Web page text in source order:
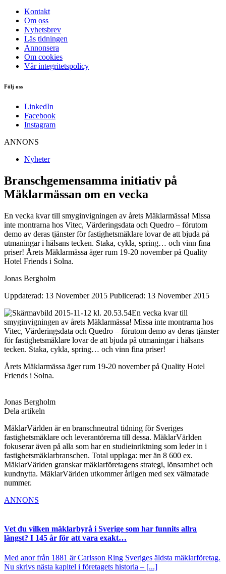
Kontakt
Om oss
Nyhetsbrev
Läs tidningen
Annonsera
Om cookies
Vår integritetspolicy
Följ oss
LinkedIn
Facebook
Instagram
ANNONS
Nyheter
Branschgemensamma initiativ på
Mäklarmässan om en vecka
En vecka kvar till smyginvigningen av årets Mäklarmässa! Missa
inte montrarna hos Vitec, Värderingsdata och Quedro – förutom
demo av deras tjänster för fastighetsmäklare lovar de att bjuda på
utmaningar i hälsans tecken. Staka, cykla, spring… och vinn fina
priser! Årets Mäklarmässa äger rum 19-20 november på Quality
Hotel Friends i Solna.
Jonas Bergholm
Uppdaterad: 13 November 2015 Publicerad: 13 November 2015
En vecka kvar till
smyginvigningen av årets Mäklarmässa! Missa inte montrarna hos
Vitec, Värderingsdata och Quedro – förutom demo av deras tjänster
för fastighetsmäklare lovar de att bjuda på utmaningar i hälsans
tecken. Staka, cykla, spring… och vinn fina priser!
Årets Mäklarmässa äger rum 19-20 november på Quality Hotel
Friends i Solna.
Jonas Bergholm
Dela artikeln
MäklarVärlden är en branschneutral tidning för Sveriges
fastighetsmäklare och leverantörerna till dessa. MäklarVärlden
fokuserar även på alla som har en studieinriktning som leder in i
fastighetsmäklarbranschen. Total upplaga: mer än 8 600 ex.
MäklarVärlden granskar mäklarföretagens strategi, lönsamhet och
kundnytta. MäklarVärlden utkommer årligen med sex välmatade
nummer.
ANNONS
Vet du vilken mäklarbyrå i Sverige som har funnits allra
längst? I 145 år för att vara exakt…
Med anor från 1881 är Carlsson Ring Sveriges äldsta mäklarföretag.
Nu skrivs nästa kapitel i företagets historia – [...]